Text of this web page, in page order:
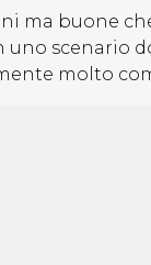
ma buone
uno scenario
molto